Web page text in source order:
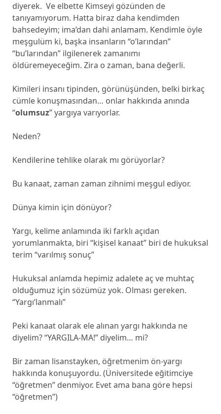
diyerek. Ve elbette Kimseyi gözünden de
tanıyamıyorum. Hatta biraz daha kendimden
bahsedeyim; ima’dan dahi anlamam. Kendimle öyle
meşgulüm ki, başka insanların “o’larından”
“bu’larından” ilgilenerek zamanımı
öldüremeyeceğim. Zira o zaman, bana değerli.
Kimileri insanı tipinden, görünüşünden, belki birkaç
cümle konuşmasından… onlar hakkında anında
“olumsuz” yargıya varıyorlar.
Neden?
Kendilerine tehlike olarak mı görüyorlar?
Bu kanaat, zaman zaman zihnimi meşgul ediyor.
Dünya kimin için dönüyor?
Yargı, kelime anlamında iki farklı açıdan
yorumlanmakta, biri “kişisel kanaat” biri de hukuksal
terim “varılmış sonuç”
Hukuksal anlamda hepimiz adalete aç ve muhtaç
olduğumuz için sözümüz yok. Olması gereken.
“Yargı’lanmalı”
Peki kanaat olarak ele alınan yargı hakkında ne
diyelim? “YARGILA-MA!” diyelim… mi?
Bir zaman lisanstayken, öğretmenim ön-yargı
hakkında konuşuyordu. (Üniversitede eğitimciye
“öğretmen” denmiyor. Evet ama bana göre hepsi
“öğretmen”)